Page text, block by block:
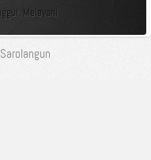
Melayani